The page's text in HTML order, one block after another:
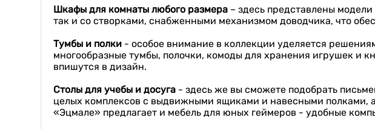
Шкафы для комнаты любого размера – здесь представлены
так и со створками, снабженными механизмом доводчика, что
Тумбы и полки - особое внимание в коллекции уделяется
многообразные тумбы, полочки, комоды для хранения игрушек и
впишутся в дизайн.
Столы для учебы и досуга - здесь же вы сможете подобрать
целых комплексов с выдвижными ящиками и навесными полками,
«Эцмале» предлагает и мебель для юных геймеров - удобные